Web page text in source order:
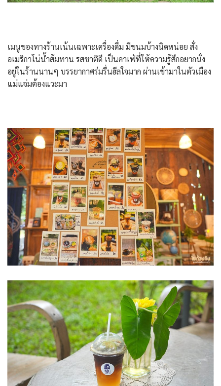
เมนูของทางร้านเน้นเฉพาะเครื่องดื่ม มีขนมบ้างนิดหน่อย สั่ง
อเมริกาโน่น้ำส้มทาน รสชาติดี เป็นคาเฟ่ที่ให้ความรู้สึกอยากนั่ง
อยู่ในร้านนานๆ บรรยากาศร่มรื่นฮีลใจมาก ผ่านเข้ามาในตัวเมือง
แม่แจ่มต้องแวะมา